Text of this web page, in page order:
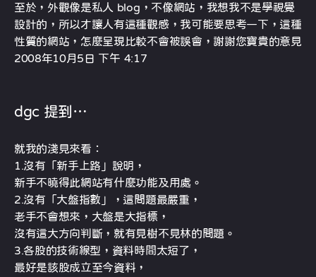
至於，外觀像是私人 blog，不像網站，我想我不是學視覺
設計的，所以才讓人有這種觀感，我可能要思考一下，這種
性質的網站，怎麼呈現比較不會被誤會，謝謝您寶貴的意見
2008年10月5日 下午 4:17
dgc 提到…
就我的淺見來看：
1.沒有「新手上路」說明，
新手不曉得此網站有什麼功能及用處。
2.沒有「大盤指數」，這問題最嚴重，
老手不會想來，大盤是大指標，
沒有這大方向判斷，就有見樹不見林的問題。
3.各股的技術線型，資料時間太短了，
最好是該股成立至今資料，